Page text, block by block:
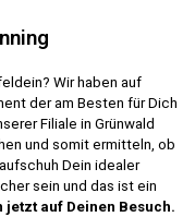
Wir haben auf
der am Besten für Dich
Filiale in Grünwald
und somit ermitteln, ob
Dein idealer
sein und das ist ein
jetzt auf Deinen Besuch.